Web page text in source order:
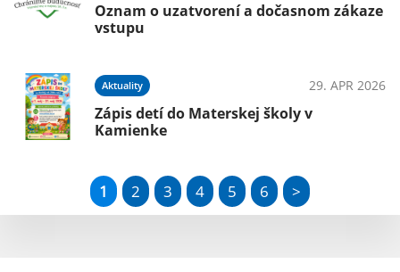
Oznam o uzatvorení a dočasnom zákaze
vstupu
Aktuality 29. APR 2026
Zápis detí do Materskej školy v
Kamienke
1 2 3 4 5 6 >